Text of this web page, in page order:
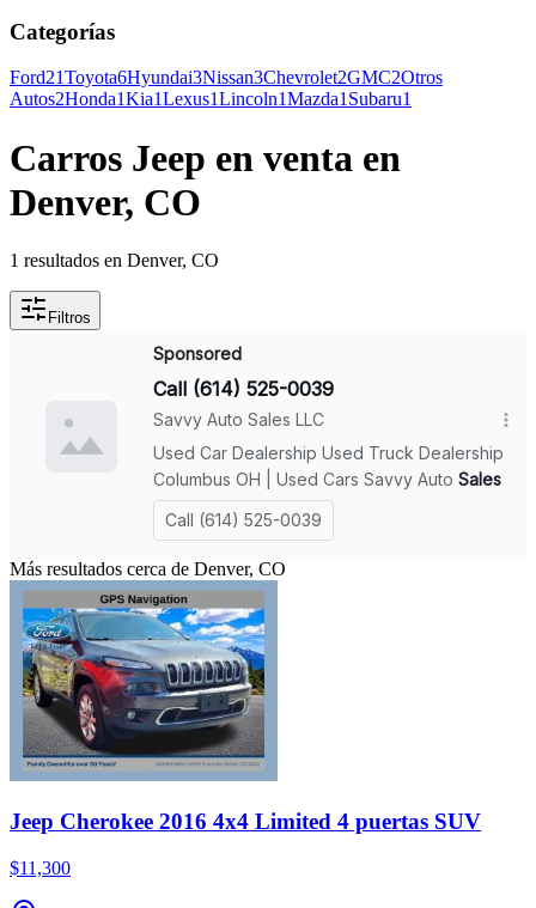
Categorías
Ford21Toyota6Hyundai3Nissan3Chevrolet2GMC2Otros
Autos2Honda1Kia1Lexus1Lincoln1Mazda1Subaru1
Carros Jeep en venta en
Denver, CO
1 resultados en Denver, CO
Filtros
Más resultados cerca de Denver, CO
Jeep Cherokee 2016 4x4 Limited 4 puertas SUV
$11,300